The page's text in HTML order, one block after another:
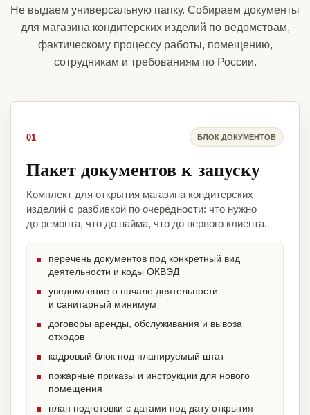
Не выдаем универсальную папку. Собираем документы
для магазина кондитерских изделий по ведомствам,
фактическому процессу работы, помещению,
сотрудникам и требованиям по России.
01 БЛОК ДОКУМЕНТОВ
Пакет документов к запуску
Комплект для открытия магазина кондитерских
изделий с разбивкой по очерёдности: что нужно
до ремонта, что до найма, что до первого клиента.
перечень документов под конкретный вид
деятельности и коды ОКВЭД
уведомление о начале деятельности
и санитарный минимум
договоры аренды, обслуживания и вывоза
отходов
кадровый блок под планируемый штат
пожарные приказы и инструкции для нового
помещения
план подготовки с датами под дату открытия